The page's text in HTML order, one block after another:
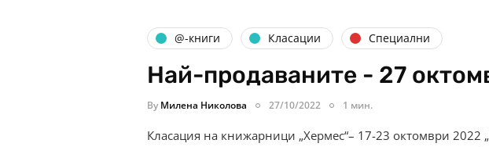
@-книги Класации Специални
Най-продаваните - 27
By Милена Николова 27/10/2022 1 мин.
Класация на книжарници „Хермес“– 17-23 октомври 2022